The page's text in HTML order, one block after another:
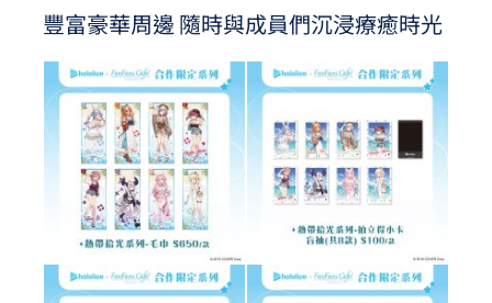
豐富豪華周邊 隨時與成員們沉浸療癒時光